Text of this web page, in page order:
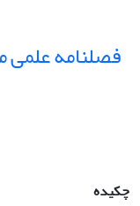
فصلنامه علمی
چکیده